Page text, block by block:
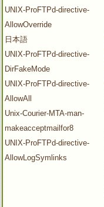
UNIX-ProFTPd-directive-
AllowOverride
日本語
UNIX-ProFTPd-directive-
DirFakeMode
UNIX-ProFTPd-directive-
AllowAll
Unix-Courier-MTA-man-
makeacceptmailfor8
UNIX-ProFTPd-directive-
AllowLogSymlinks